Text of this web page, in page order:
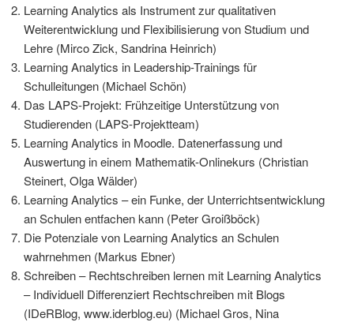
Learning Analytics als Instrument zur qualitativen
Weiterentwicklung und Flexibilisierung von Studium und
Lehre (Mirco Zick, Sandrina Heinrich)
Learning Analytics in Leadership-Trainings für
Schulleitungen (Michael Schön)
Das LAPS-Projekt: Frühzeitige Unterstützung von
Studierenden (LAPS-Projektteam)
Learning Analytics in Moodle. Datenerfassung und
Auswertung in einem Mathematik-Onlinekurs (Christian
Steinert, Olga Wälder)
Learning Analytics – ein Funke, der Unterrichtsentwicklung
an Schulen entfachen kann (Peter Groißböck)
Die Potenziale von Learning Analytics an Schulen
wahrnehmen (Markus Ebner)
Schreiben – Rechtschreiben lernen mit Learning Analytics
– Individuell Differenziert Rechtschreiben mit Blogs
(IDeRBlog, www.iderblog.eu) (Michael Gros, Nina